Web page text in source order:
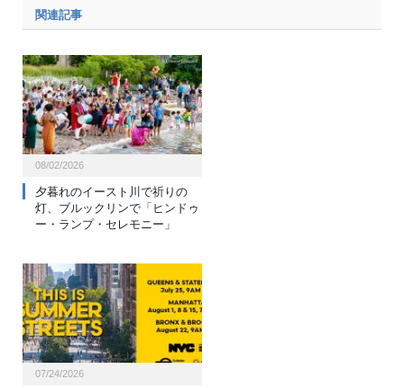
関連記事
08/02/2026
夕暮れのイースト川で祈りの
灯、ブルックリンで「ヒンドゥ
ー・ランプ・セレモニー」
07/24/2026